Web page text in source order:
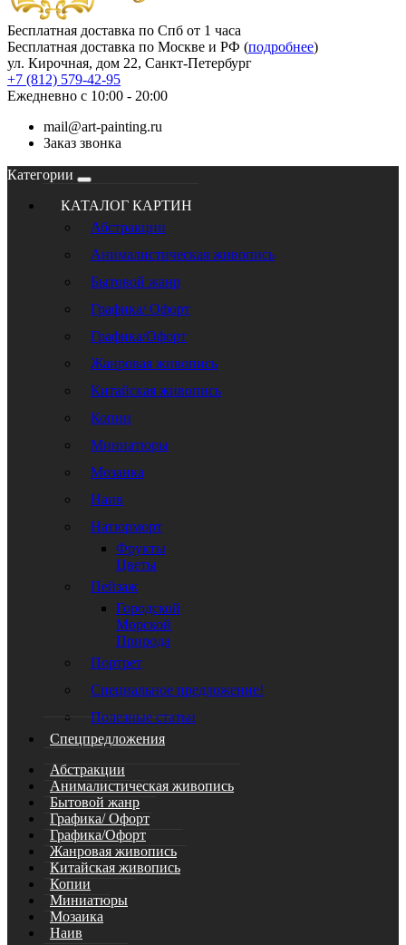
Бесплатная доставка по Спб от 1 часа
Бесплатная доставка по Москве и РФ (подробнее)
ул. Кирочная, дом 22, Санкт-Петербург
+7 (812) 579-42-95
Ежедневно с 10:00 - 20:00
mail@art-painting.ru
Заказ звонка
Категории
КАТАЛОГ КАРТИН
Абстракции
Анималистическая живопись
Бытовой жанр
Графика/ Офорт
Графика/Офорт
Жанровая живопись
Китайская живопись
Копии
Миниатюры
Мозаика
Наив
Натюрморт
Фрукты
Цветы
Пейзаж
Городской
Морской
Природа
Портрет
Специальное предложение!
Полезные статьи
Спецпредложения
Абстракции
Анималистическая живопись
Бытовой жанр
Графика/ Офорт
Графика/Офорт
Жанровая живопись
Китайская живопись
Копии
Миниатюры
Мозаика
Наив